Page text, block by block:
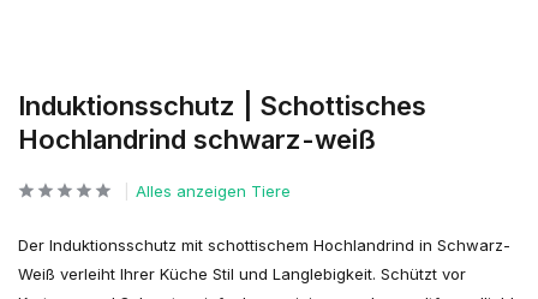
Induktionsschutz | Schottisches
Hochlandrind schwarz-weiß
Alles anzeigen Tiere
Der Induktionsschutz mit schottischem Hochlandrind in Schwarz-
Weiß verleiht Ihrer Küche Stil und Langlebigkeit. Schützt vor